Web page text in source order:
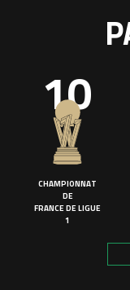
10
CHAMPIONNAT
DE
FRANCE DE LIGUE
1